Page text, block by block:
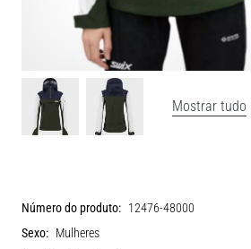
Mostrar tudo
Número do produto: 12476-48000
Sexo: Mulheres